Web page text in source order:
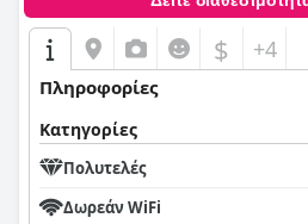
$ +4
Πληροφορίες
Κατηγορίες
Πολυτελές
Δωρεάν WiFi